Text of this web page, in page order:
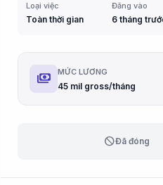
Loại việc
Toàn thời gian
Đăng vào
6 tháng
payments MỨC LƯƠNG
45 mil gross/tháng
blockĐã đóng